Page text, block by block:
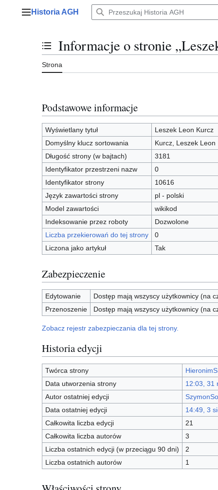
Menu główne
Historia AGH
Przełącz stan spisu treści
Informacje o stronie
Strona
Podstawowe informacje
Wyświetlany tytuł
Leszek Leon Kurcz
Domyślny klucz sortowania
Kurcz, Leszek Leon
Długość strony (w bajtach)
3181
Identyfikator przestrzeni nazw
0
Identyfikator strony
10616
Język zawartości strony
pl - polski
Model zawartości
wikikod
Indeksowanie przez roboty
Dozwolone
Liczba przekierowań do tej strony
0
Liczona jako artykuł
Tak
Zabezpieczenie
Edytowanie
Dostęp mają wszyscy użytkownicy (na
Przenoszenie
Dostęp mają wszyscy użytkownicy (na
Zobacz rejestr zabezpieczania dla tej strony.
Historia edycji
Twórca strony
Data utworzenia strony
12:03, 31
Autor ostatniej edycji
Data ostatniej edycji
14:49, 3
Całkowita liczba edycji
21
Całkowita liczba autorów
3
Liczba ostatnich edycji (w przeciągu 90 dni)
2
Liczba ostatnich autorów
1